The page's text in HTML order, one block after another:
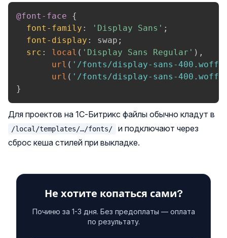
@font-face
{
font-family : 'Display Sans' ;
font-display : swap ;
src : local ( 'Display Sans Regular' ) ,
url ( '/fonts/display-sans-
url ( '/fonts/display-sans-400.woff'
}
Для проектов на 1С‑Битрикс файлы обычно кладут в
/local/templates/…/fonts/
и подключают через
сброс кеша стилей при выкладке.
Не хотите копаться сами?
Починю за 1-3 дня. Без предоплаты — оплата
по результату.